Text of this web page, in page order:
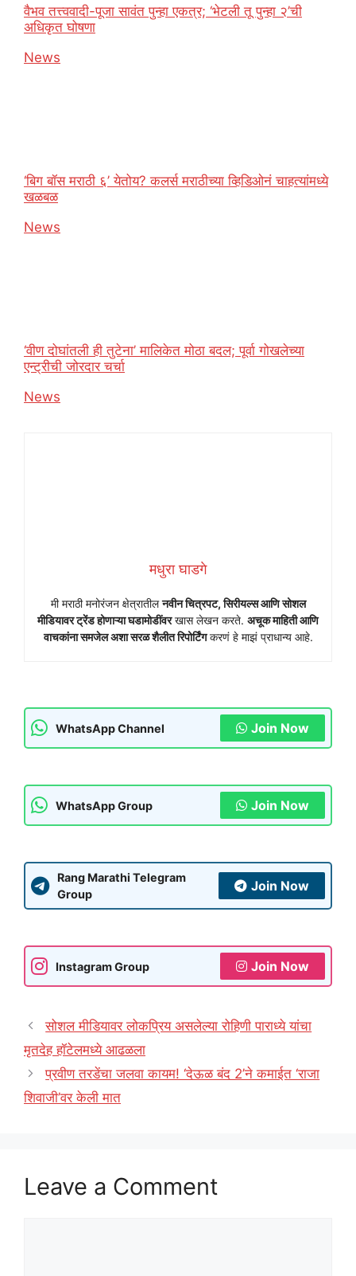
वैभव तत्त्ववादी-पूजा सावंत पुन्हा एकत्र; ‘भेटली तू पुन्हा २’ची
अधिकृत घोषणा
In relation to
News
‘बिग बॉस मराठी ६’ येतोय? कलर्स मराठीच्या व्हिडिओनं चाहत्यांमध्ये
खळबळ
In relation to
News
‘वीण दोघांतली ही तुटेना’ मालिकेत मोठा बदल; पूर्वा गोखलेच्या
एन्ट्रीची जोरदार चर्चा
In relation to
News
मधुरा घाडगे
मी मराठी मनोरंजन क्षेत्रातीलनवीन चित्रपट, सिरीयल्स आणि सोशल
मीडियावर ट्रेंड होणाऱ्या घडामोडींवरखास लेखन करते. अचूक माहिती आणि
वाचकांना समजेल अशा सरळ शैलीत रिपोर्टिंगकरणं हे माझं प्राधान्य आहे.
WhatsApp Channel Join Now
WhatsApp Group Join Now
Rang Marathi Telegram
Group
Join Now
Instagram Group Join Now
सोशल मीडियावर लोकप्रिय असलेल्या रोहिणी पाराध्ये यांचा
मृतदेह हॉटेलमध्ये आढळला
प्रवीण तरडेंचा जलवा कायम! ‘देऊळ बंद 2’ने कमाईत ‘राजा
शिवाजी’वर केली मात
Leave a Comment